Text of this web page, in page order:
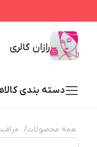
رازان گالری
دسته بندی
همه محصولات/